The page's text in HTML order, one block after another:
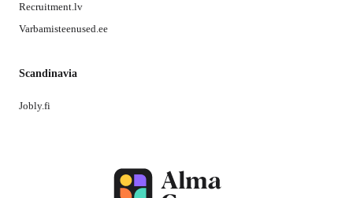
Recruitment.lv
Varbamisteenused.ee
Scandinavia
Jobly.fi